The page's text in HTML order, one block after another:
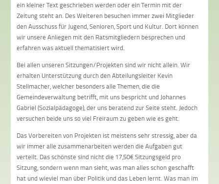
ein kleiner Text geschrieben werden oder ein Termin mit der
Zeitung steht an. Des Weiteren besuchen immer zwei Mitglieder
den Ausschuss für Jugend, Senioren, Sport und Kultur. Dort können
wir unsere Anliegen mit den Ratsmitgliedern besprechen und
erfahren was aktuell thematisiert wird.
Bei allen unseren Sitzungen/Projekten sind wir nicht allein. Wir
erhalten Unterstützung durch den Abteilungsleiter Kevin
Stellmacher, welcher besonders alle Themen, die die
Gemeindeverwaltung betrifft, mit uns bespricht und Johannes
Gabriel (Sozialpädagoge), der uns beratend zur Seite steht. Jedoch
versuchen beide uns so viel Freiraum zu geben wie es geht.
Das Vorbereiten von Projekten ist meistens sehr stressig, aber da
wir immer alle zusammenarbeiten werden die Aufgaben gut
verteilt. Das schönste sind nicht die 17,50€ Sitzungsgeld pro
Sitzung, sondern wenn man sieht, was man alles schon geschafft
hat und wieviel man über Politik und das Leben lernt. Was man im